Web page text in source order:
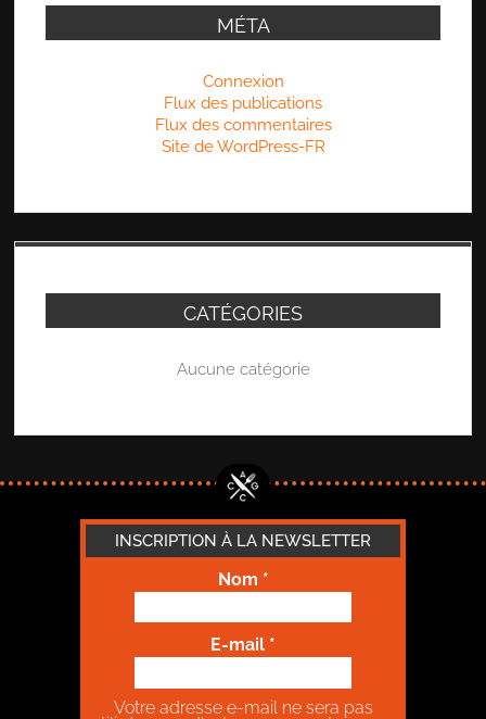
MÉTA
Connexion
Flux des publications
Flux des commentaires
Site de WordPress-FR
CATÉGORIES
Aucune catégorie
INSCRIPTION À LA NEWSLETTER
Nom *
E-mail *
Votre adresse e-mail ne sera pas